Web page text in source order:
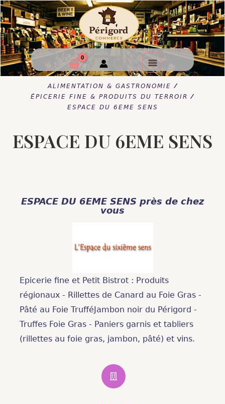
ALIMENTATION & GASTRONOMIE /
ÉPICERIE FINE & PRODUITS DU TERROIR /
ESPACE DU 6EME SENS
ESPACE DU 6EME SENS
ESPACE DU 6EME SENS près de chez
vous
Epicerie fine et Petit Bistrot : Produits
régionaux - Rillettes de Canard au Foie Gras -
Pâté au Foie TrufféJambon noir du Périgord -
Truffes Foie Gras - Paniers garnis et tabliers
(rillettes au foie gras, jambon, pâté) et vins.